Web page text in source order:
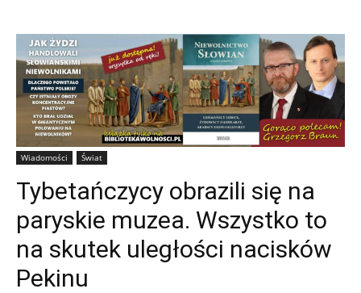
Wiadomości Świat
Tybetańczycy obrazili się na
paryskie muzea. Wszystko to
na skutek uległości nacisków
Pekinu